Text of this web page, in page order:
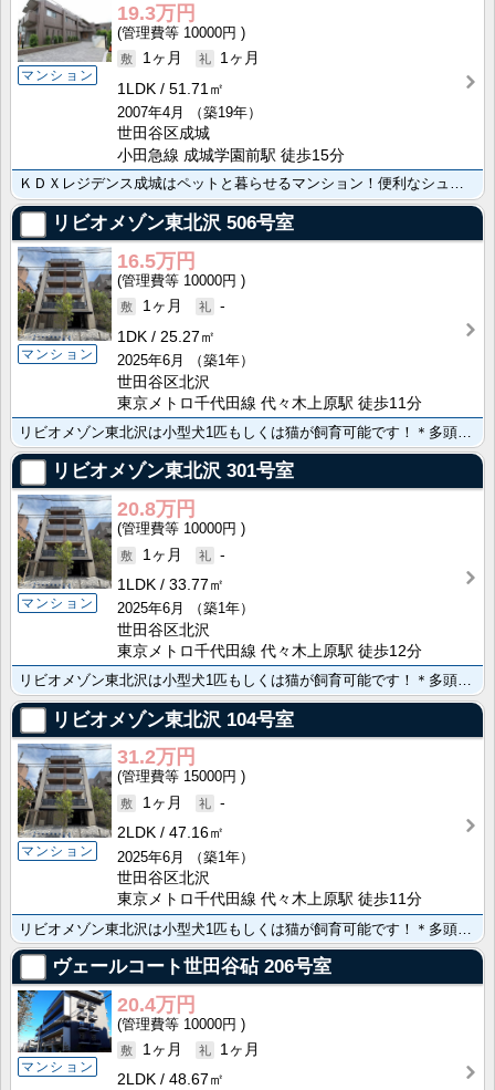
マンション
19.3万円
10000円
1ヶ月
1ヶ月
1LDK
51.71㎡
2007年4月
（築19年）
世田谷区成城
小田急線 成城学園前駅 徒歩15分
ＫＤＸレジデンス成城はペットと暮らせるマンション！便利なシューズクローク バストイレ別、使いやすい洗･･･
リビオメゾン東北沢 506号室
マンション
16.5万円
10000円
1ヶ月
-
1DK
25.27㎡
2025年6月
（築1年）
世田谷区北沢
東京メトロ千代田線 代々木上原駅 徒歩11分
リビオメゾン東北沢 301号室
マンション
20.8万円
10000円
1ヶ月
-
1LDK
33.77㎡
2025年6月
（築1年）
世田谷区北沢
東京メトロ千代田線 代々木上原駅 徒歩12分
リビオメゾン東北沢 104号室
マンション
31.2万円
15000円
1ヶ月
-
2LDK
47.16㎡
2025年6月
（築1年）
世田谷区北沢
東京メトロ千代田線 代々木上原駅 徒歩11分
ヴェールコート世田谷砧206号室
マンション
20.4万円
10000円
1ヶ月
1ヶ月
2LDK
48.67㎡